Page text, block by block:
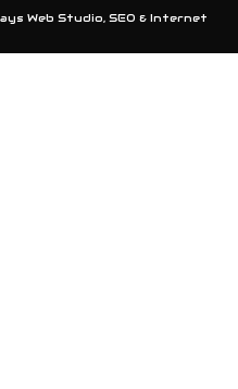
Web Studio, SEO & Internet